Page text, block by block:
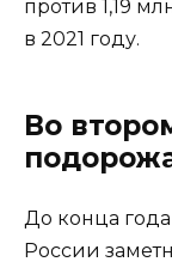
против 1,19
в 2021 году.
Во
До конца
России